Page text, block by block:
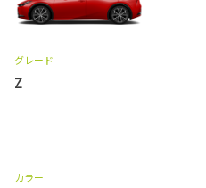
グレード
Z
カラー